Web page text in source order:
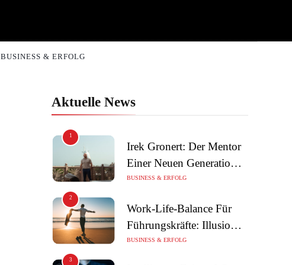
BUSINESS & ERFOLG
Aktuelle News
1
Irek Gronert: Der Mentor
Einer Neuen Generation
Von Unternehmern
BUSINESS & ERFOLG
2
Work-Life-Balance Für
Führungskräfte: Illusion
Oder Echte Chance?
BUSINESS & ERFOLG
3